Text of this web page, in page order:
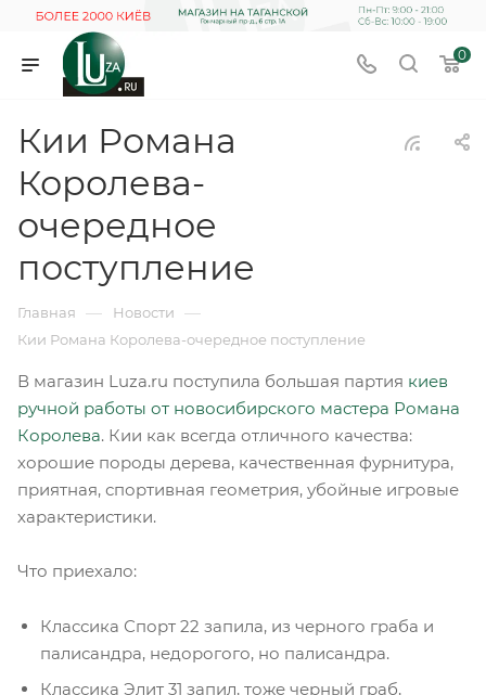
0
Кии Романа
Королева-
очередное
поступление
Главная — Новости —
Кии Романа Королева-очередное поступление
В магазин Luza.ru поступила большая партия киев
ручной работы от новосибирского мастера Романа
Королева. Кии как всегда отличного качества:
хорошие породы дерева, качественная фурнитура,
приятная, спортивная геометрия, убойные игровые
характеристики.
Что приехало:
Классика Спорт 22 запила, из черного граба и
палисандра, недорогого, но палисандра.
Классика Элит 31 запил, тоже черный граб,